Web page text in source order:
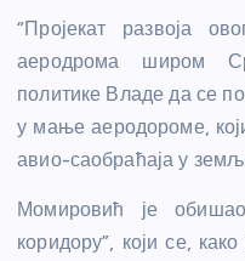
“Пројекат развоја
аеродрома широм
политике Владе да се
у мање аеродороме,
авио-саобраћаја у
Момировић је
коридору”, који се,